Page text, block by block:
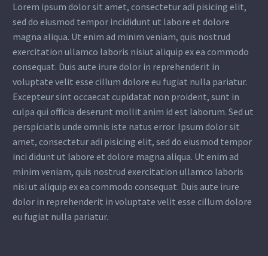
Lorem ipsum dolor sit amet, consectetur adi pisicing elit,
sed do eiusmod tempor incididunt ut labore et dolore
magna aliqua. Ut enim ad minim veniam, quis nostrud
exercitation ullamco laboris nisiut aliquip ex ea commodo
consequat. Duis aute irure dolor in reprehenderit in
voluptate velit esse cillum dolore eu fugiat nulla pariatur.
Excepteur sint occaecat cupidatat non proident, sunt in
culpa qui officia deserunt mollit anim id est laborum. Sed ut
perspiciatis unde omnis iste natus error. Ipsum dolor sit
amet, consectetur adi pisicing elit, sed do eiusmod tempor
inci didunt ut labore et dolore magna aliqua. Ut enim ad
minim veniam, quis nostrud exercitation ullamco laboris
nisi ut aliquip ex ea commodo consequat. Duis aute irure
dolor in reprehenderit in voluptate velit esse cillum dolore
eu fugiat nulla pariatur.